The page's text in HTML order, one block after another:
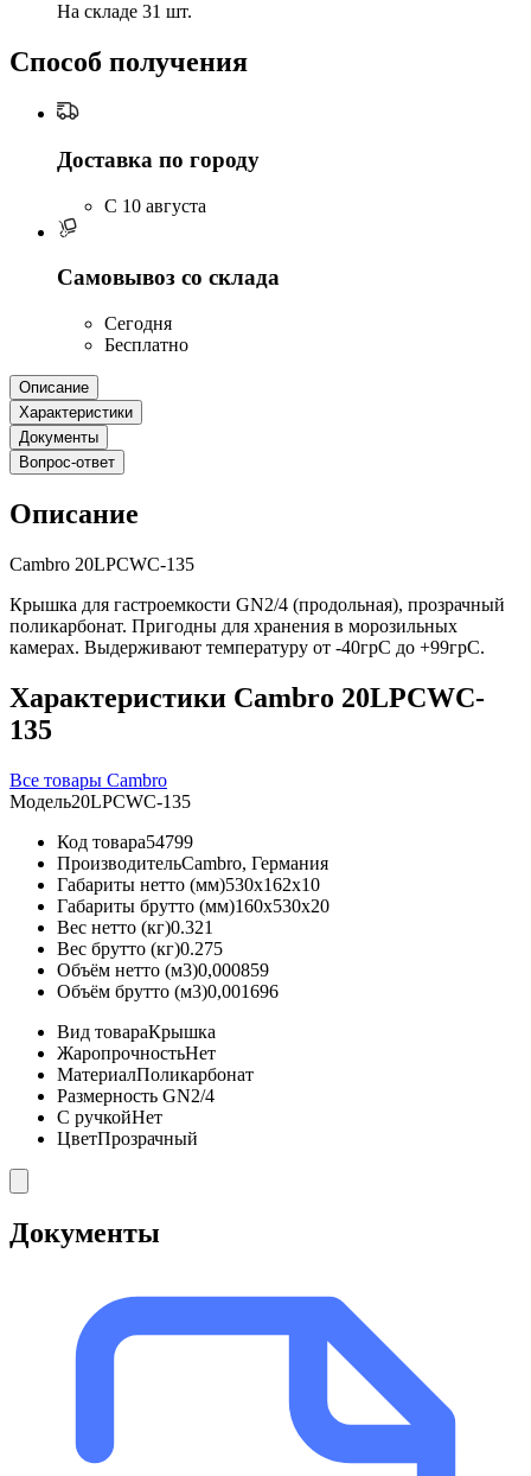
На складе 31 шт.
Способ получения
Доставка по городу
C 10 августа
Самовывоз со склада
Сегодня
Бесплатно
Описание
Характеристики
Документы
Вопрос-ответ
Описание
Cambro 20LPCWC-135
Крышка для гастроемкости GN2/4 (продольная), прозрачный
поликарбонат. Пригодны для хранения в морозильных
камерах. Выдерживают температуру от -40грС до +99грС.
Характеристики Cambro 20LPCWC-
135
Все товары Cambro
Модель20LPCWC-135
Код товара54799
ПроизводительCambro, Германия
Габариты нетто (мм)530x162x10
Габариты брутто (мм)160x530x20
Вес нетто (кг)0.321
Вес брутто (кг)0.275
Объём нетто (м3)0,000859
Объём брутто (м3)0,001696
Вид товараКрышка
ЖаропрочностьНет
МатериалПоликарбонат
Размерность GN2/4
С ручкойНет
ЦветПрозрачный
Документы